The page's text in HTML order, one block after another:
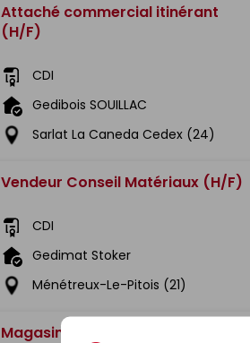
Attaché commercial itinérant
(H/F)
CDI
Gedibois SOUILLAC
Sarlat La Caneda Cedex (24)
Vendeur Conseil Matériaux (H/F)
CDI
Gedimat Stoker
Ménétreux-Le-Pitois (21)
Magasinier Cariste